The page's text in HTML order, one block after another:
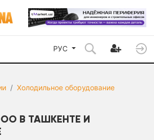
РУС
Холодильное оборудование
В ТАШКЕНТЕ И